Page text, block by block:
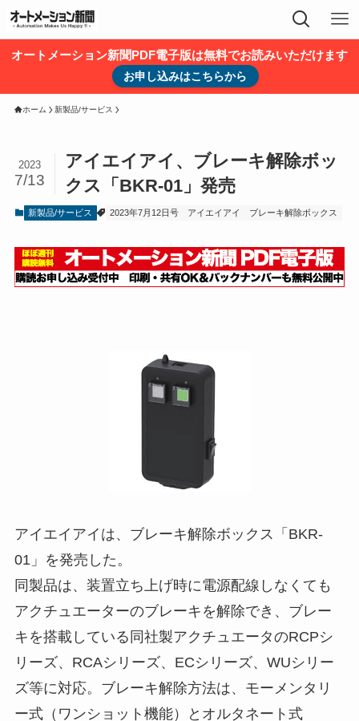
オートメーション新聞PDF電子版は無料でお読みいただけます
お申し込みはこちらから
ホーム 新製品/サービス
アイエイアイ、ブレーキ解除ボッ
クス「BKR-01」発売
2023
7/13
新製品/サービス 2023年7月12日号 アイエイアイ ブレーキ解除ボックス
アイエイアイは、ブレーキ解除ボックス「BKR-
01」を発売した。
同製品は、装置立ち上げ時に電源配線しなくても
アクチュエーターのブレーキを解除でき、ブレー
キを搭載している同社製アクチュエータのRCPシ
リーズ、RCAシリーズ、ECシリーズ、WUシリー
ズ等に対応。ブレーキ解除方法は、モーメンタリ
ー式（ワンショット機能）とオルタネート式